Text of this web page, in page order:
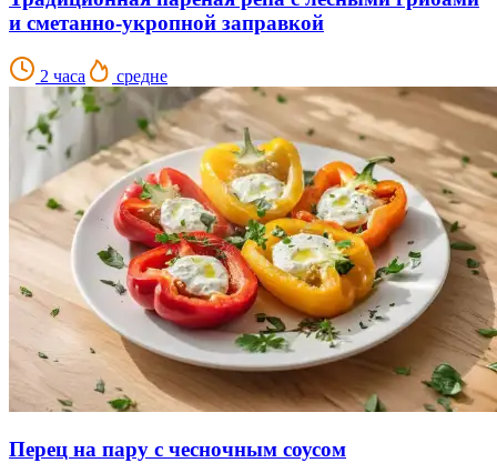
и сметанно-укропной заправкой
2 часа средне
Перец на пару с чесночным соусом